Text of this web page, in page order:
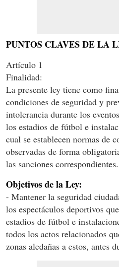
PUNTOS CLAVES DE LA
Artículo 1
Finalidad:
La presente ley tiene como
condiciones de seguridad y
intolerancia durante los
los estadios de fútbol e
cual se establecen normas de
observadas de forma
las sanciones correspondientes.
Objetivos de la Ley:
- Mantener la seguridad
los espectáculos deportivos
estadios de fútbol e
todos los actos relacionados
zonas aledañas a estos, antes